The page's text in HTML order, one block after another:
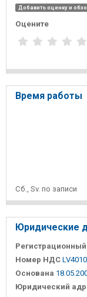
Добавить оценку и
Оцените
Время работы
Сб., Sv. по записи
Юридические
Номер НДС
Основана
Юридический